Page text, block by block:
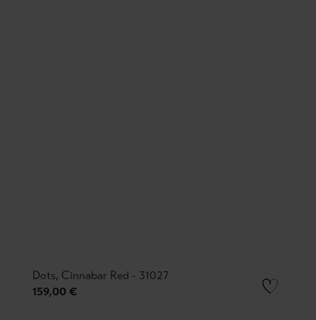
Dots, Cinnabar Red - 31027
159,00 €